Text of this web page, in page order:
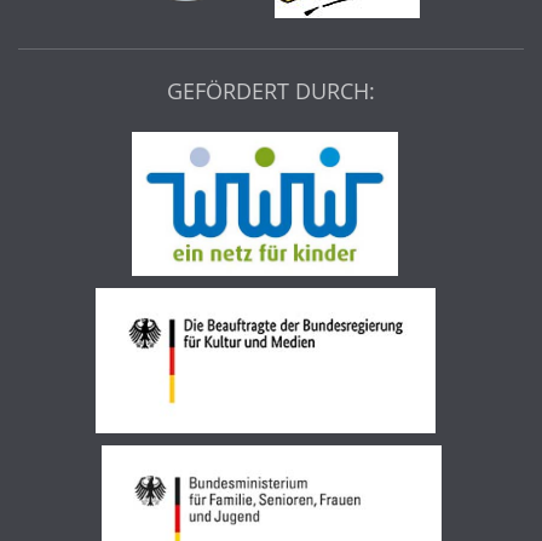
GEFÖRDERT DURCH: